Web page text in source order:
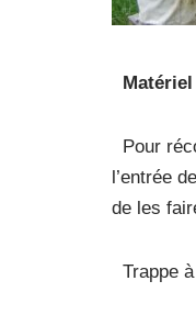
Pour
l’entrée
de les
Trappe